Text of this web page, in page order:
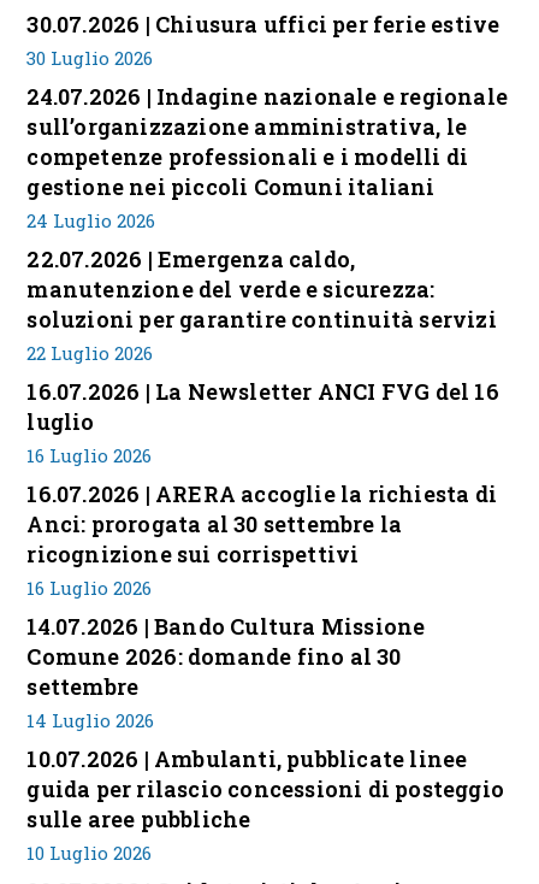
30.07.2026 | Chiusura uffici per ferie estive
30 Luglio 2026
24.07.2026 | Indagine nazionale e regionale
sull’organizzazione amministrativa, le
competenze professionali e i modelli di
gestione nei piccoli Comuni italiani
24 Luglio 2026
22.07.2026 | Emergenza caldo,
manutenzione del verde e sicurezza:
soluzioni per garantire continuità servizi
22 Luglio 2026
16.07.2026 | La Newsletter ANCI FVG del 16
luglio
16 Luglio 2026
16.07.2026 | ARERA accoglie la richiesta di
Anci: prorogata al 30 settembre la
ricognizione sui corrispettivi
16 Luglio 2026
14.07.2026 | Bando Cultura Missione
Comune 2026: domande fino al 30
settembre
14 Luglio 2026
10.07.2026 | Ambulanti, pubblicate linee
guida per rilascio concessioni di posteggio
sulle aree pubbliche
10 Luglio 2026